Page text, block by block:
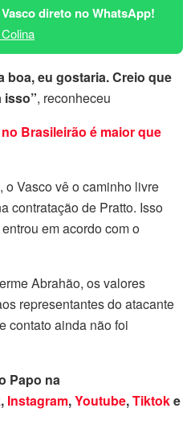
direto no WhatsApp!
boa, eu gostaria. Creio que
isso”, reconheceu
Brasileirão é maior que
o Vasco vê o caminho livre
contratação de Pratto. Isso
em acordo com o
Abrahão, os valores
representantes do atacante
contato ainda não foi
Papo na
, Instagram,Youtube,Tiktoke